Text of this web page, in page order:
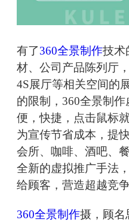
有了360全景制作技术
材、公司产品陈列厅
4S展厅等相关空间的
的限制，360全景制
便，快捷，点击鼠标
为宣传节省成本，提
会所、咖啡、酒吧、
全新的虚拟推广手法
给顾客，营造超越竞
360全景制作摄，顾名